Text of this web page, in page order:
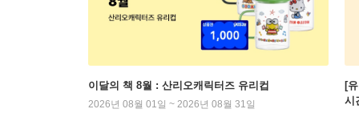
이달의 책 8월 : 산리오캐릭터즈 유리컵
2026년 08월 01일 ~ 2026년 08월 31일
[
시